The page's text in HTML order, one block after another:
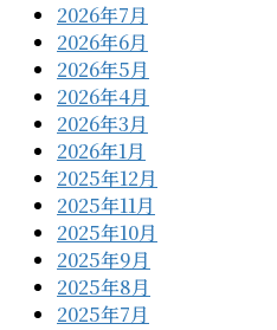
2026年7月
2026年6月
2026年5月
2026年4月
2026年3月
2026年1月
2025年12月
2025年11月
2025年10月
2025年9月
2025年8月
2025年7月